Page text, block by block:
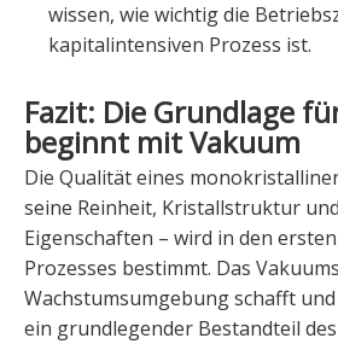
wissen, wie wichtig die
kapitalintensiven Prozess ist.
Fazit: Die Grundlage
beginnt mit Vakuum
Die Qualität eines
seine Reinheit, Kristallstruktur
Eigenschaften – wird in den
Prozesses bestimmt. Das
Wachstumsumgebung schafft
ein grundlegender Bestandteil